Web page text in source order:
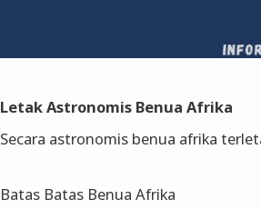
Letak Astronomis Benua Afrika
Secara astronomis benua afrika
Batas Batas Benua Afrika